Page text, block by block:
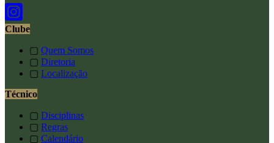
Clube
▢ Quem Somos
▢ Diretoria
▢ Localização
Técnico
▢ Disciplinas
▢ Regras
▢ Calendário